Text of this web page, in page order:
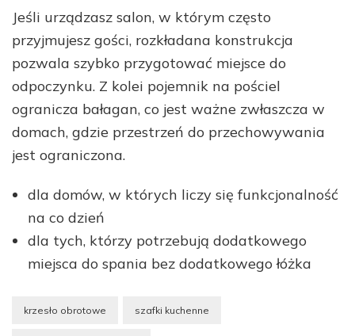
Jeśli urządzasz salon, w którym często
przyjmujesz gości, rozkładana konstrukcja
pozwala szybko przygotować miejsce do
odpoczynku. Z kolei pojemnik na pościel
ogranicza bałagan, co jest ważne zwłaszcza w
domach, gdzie przestrzeń do przechowywania
jest ograniczona.
dla domów, w których liczy się funkcjonalność
na co dzień
dla tych, którzy potrzebują dodatkowego
miejsca do spania bez dodatkowego łóżka
krzesło obrotowe szafki kuchenne